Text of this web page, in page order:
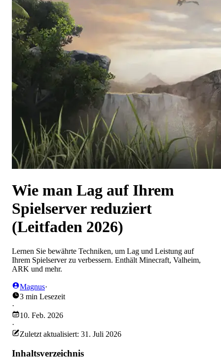
Wie man Lag auf Ihrem
Spielserver reduziert
(Leitfaden 2026)
Lernen Sie bewährte Techniken, um Lag und Leistung auf
Ihrem Spielserver zu verbessern. Enthält Minecraft, Valheim,
ARK und mehr.
Magnus·
3 min Lesezeit
·
10. Feb. 2026
·
Zuletzt aktualisiert: 31. Juli 2026
Inhaltsverzeichnis